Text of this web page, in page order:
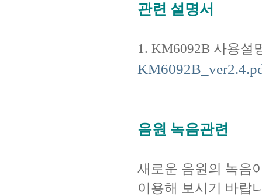
관련 설명서
1. KM6092B 사용
음원 녹음관련
새로운 음원의 녹음
이용해 보시기 바랍